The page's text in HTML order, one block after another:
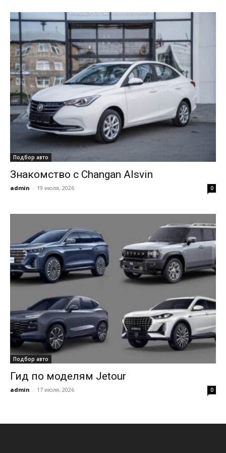
Подбор авто
Знакомство с Changan Alsvin
admin - 19 июля, 2026 0
Подбор авто
Гид по моделям Jetour
admin - 17 июля, 2026 0